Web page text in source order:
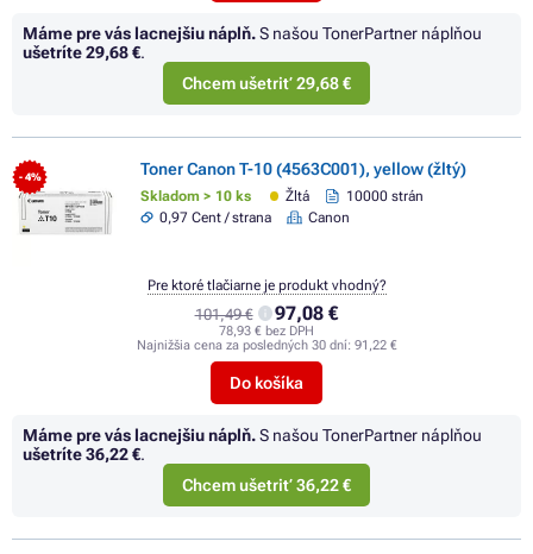
Máme pre vás lacnejšiu náplň.S našou TonerPartner náplňou
ušetríte29,68 €.
Chcem ušetriť 29,68 €
- 4% Toner Canon T-10 (4563C001), yellow (žltý)
Skladom > 10 ks Žltá
10000 strán
0,97 Cent / strana
Canon
101,49 € 97,08 €
78,93 € bez DPH
Najnižšia cena za posledných 30 dní: 91,22 €
Do košíka
Pre ktoré tlačiarne je produkt vhodný?
Máme pre vás lacnejšiu náplň.S našou TonerPartner náplňou
ušetríte36,22 €.
Chcem ušetriť 36,22 €